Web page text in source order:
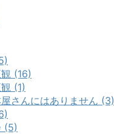
(16)
(1)
さんにはありません (3)
(5)